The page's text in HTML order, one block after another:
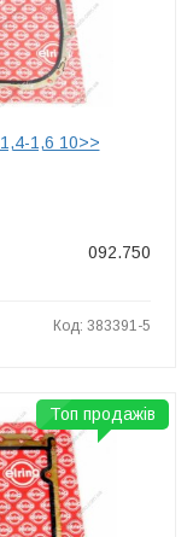
1,6 10>>
092.750
Код: 383391-5
Топ продажів